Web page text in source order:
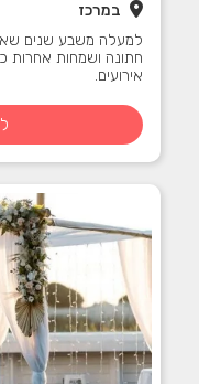
במרכז
למעלה משבע שנים
חתונה ושמחות אחרות
אירועים.